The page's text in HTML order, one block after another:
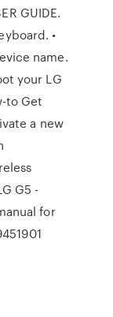
GUIDE.
•
name.
your LG
to Get
a new
G5 -
for